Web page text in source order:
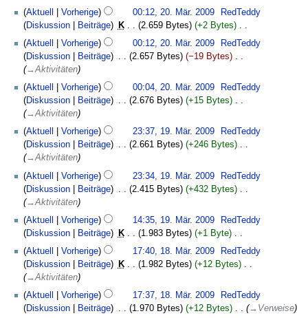
u
s
a
m
m
n
f
a
s
s
u
n
g
g
s
u
s
a
m
m
e
n
f
a
s
s
u
n
g
i
t
u
n
g
s
z
u
a
m
m
e
n
f
s
s
u
n
g
März
2009
Aktuell Vorherige 00:12, 20. Mär. 2009
RedTeddy
Diskussion
Beiträge K 2.659 Bytes +2 Bytes ‎
K
e
n
e
B
e
a
r
b
i
t
u
n
g
s
z
u
a
m
Aktuell Vorherige 00:12, 20. Mär. 2009
RedTeddy
Diskussion
Beiträge 2.657 Bytes −19 Bytes ‎
→‎Aktivitäten
Aktuell
Vorherige 00:04, 20. Mär. 2009
RedTeddy
Diskussion
Beiträge 2.676 Bytes +15 Bytes ‎
→‎Aktivitäten
19.
März
2009
Aktuell Vorherige 23:37, 19. Mär. 2009
RedTeddy
Diskussion
Beiträge 2.661 Bytes +246 Bytes ‎
→‎Aktivitäten
Aktuell
Vorherige 23:34, 19. Mär. 2009
RedTeddy
Diskussion
Beiträge 2.415 Bytes +432 Bytes ‎
→‎Aktivitäten
Aktuell
Vorherige 14:35, 19. Mär. 2009
RedTeddy
Diskussion
Beiträge K 1.983 Bytes +1 Byte ‎
K
e
n
e
B
März
2009
Aktuell Vorherige 17:40, 18. Mär. 2009
RedTeddy
Diskussion
Beiträge K 1.982 Bytes +12 Bytes ‎
→‎Aktivitäten
Aktuell
Vorherige 17:37, 18. Mär. 2009
RedTeddy
Diskussion
Beiträge 1.970 Bytes +12 Bytes ‎
→‎Verweise